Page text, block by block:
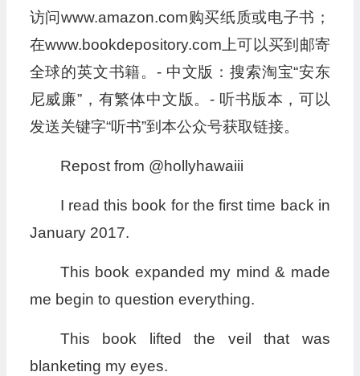
访问www.amazon.com购买纸质或电子书；
在www.bookdepository.com上可以买到邮寄
全球的英文书籍。- 中文版：搜索淘宝“安东
尼威廉”，有繁体中文版。- 听书版本，可以
发送关键字“听书”到本公众号获取链接。
Repost from @hollyhawaiii
I read this book for the first time back in
January 2017.
This book expanded my mind & made
me begin to question everything.
This book lifted the veil that was
blanketing my eyes.